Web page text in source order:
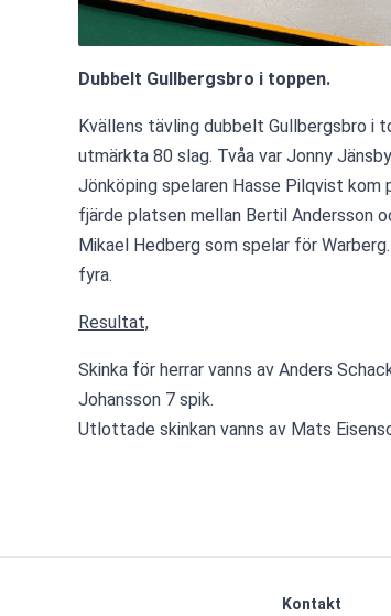
Dubbelt Gullbergsbro i toppen.
Kvällens tävling dubbelt Gullbergsbro i
utmärkta 80 slag. Tvåa var Jonny
Jönköping spelaren Hasse Pilqvist
fjärde platsen mellan Bertil Andersson
Mikael Hedberg som spelar för
fyra.
Resultat,
Skinka för herrar vanns av Anders
Johansson 7 spik.
Utlottade skinkan vanns av Mats
Kontakt